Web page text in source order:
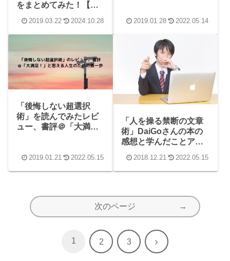
をまとめてみた！【ダ
2019.03.22 2024.10.28 2019.01.28 2022.05.14
「後悔しない超選択
術」を読んでみたレビ
ュー、書評＠「大満
2019.01.21 2022.05.15
「人を操る禁断の文章
術」DaiGoさんの本の
感想と学んだことアウ
2018.12.21 2022.05.15
次のページ
1 2 3 次